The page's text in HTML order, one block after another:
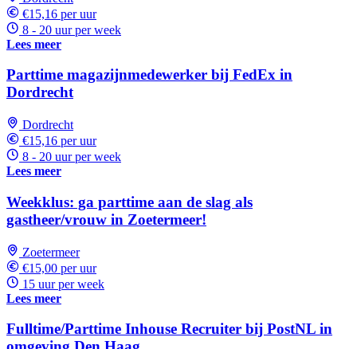
€15,16 per uur
8 - 20 uur per week
Lees meer
Parttime magazijnmedewerker bij FedEx in
Dordrecht
Dordrecht
€15,16 per uur
8 - 20 uur per week
Lees meer
Weekklus: ga parttime aan de slag als
gastheer/vrouw in Zoetermeer!
Zoetermeer
€15,00 per uur
15 uur per week
Lees meer
Fulltime/Parttime Inhouse Recruiter bij PostNL in